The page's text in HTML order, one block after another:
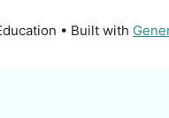
• Built with